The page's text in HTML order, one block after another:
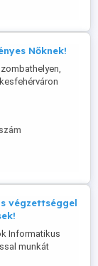
három
Nőknek!
is váltva, ha
Mi egy 20 éve
masszázs
minden adott
végzettséggel
Informatikus
munkát
megfelelőt!